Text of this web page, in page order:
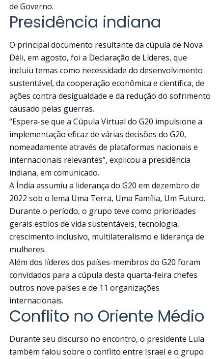
de Governo.
Presidência indiana
O principal documento resultante da cúpula de Nova
Déli, em agosto, foi a Declaração de Líderes, que
incluiu temas como necessidade do desenvolvimento
sustentável, da cooperação econômica e científica, de
ações contra desigualdade e da redução do sofrimento
causado pelas guerras.
“Espera-se que a Cúpula Virtual do G20 impulsione a
implementação eficaz de várias decisões do G20,
nomeadamente através de plataformas nacionais e
internacionais relevantes”, explicou a presidência
indiana, em comunicado.
A Índia assumiu a liderança do G20 em dezembro de
2022 sob o lema Uma Terra, Uma Família, Um Futuro.
Durante o período, o grupo teve como prioridades
gerais estilos de vida sustentáveis, tecnologia,
crescimento inclusivo, multilateralismo e liderança de
mulheres.
Além dos líderes dos países-membros do G20 foram
convidados para a cúpula desta quarta-feira chefes
outros nove países e de 11 organizações
internacionais.
Conflito no Oriente Médio
Durante seu discurso no encontro, o presidente Lula
também falou sobre o conflito entre Israel e o grupo